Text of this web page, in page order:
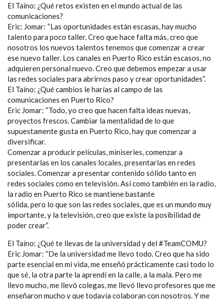
El Taíno: ¿Qué retos existen en el mundo actual de las
comunicaciones?
Eric: Jomar: “Las oportunidades están escasas, hay mucho
talento para poco taller. Creo que hace falta más, creo que
nosotros los nuevos talentos tenemos que comenzar a crear
ese nuevo taller. Los canales en Puerto Rico están escasos, no
adquieren personal nuevo. Creo que debemos empezar a usar
las redes sociales para abrirnos paso y crear oportunidades”.
El Taíno: ¿Qué cambios le harías al campo de las
comunicaciones en Puerto Rico?
Eric Jomar: “Todo, yo creo que hacen falta ideas nuevas,
proyectos frescos. Cambiar la mentalidad de lo que
supuestamente gusta en Puerto Rico, hay que comenzar a
diversificar.
Comenzar a producir películas, miniseries, comenzar a
presentarlas en los canales locales, presentarlas en redes
sociales. Comenzar a presentar contenido sólido tanto en
redes sociales como en televisión. Así como también en la radio,
la radio en Puerto Rico se mantiene bastante
sólida, pero lo que son las redes sociales, que es un mundo muy
importante, y la televisión, creo que existe la posibilidad de
poder crear”.
El Taíno: ¿Qué te llevas de la universidad y del #TeamCOMU?
Eric Jomar: “De la universidad me llevo todo. Creo que ha sido
parte esencial en mi vida, me enseñó prácticamente casi todo lo
que sé, la otra parte la aprendí en la calle, a la mala. Pero me
llevo mucho, me llevó colegas, me llevó llevo profesores que me
enseñaron mucho y que todavía colaboran con nosotros. Y me